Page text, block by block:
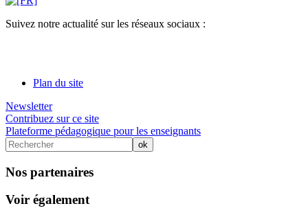
Suivez notre actualité sur les réseaux sociaux :
Plan du site
Newsletter
Contribuez sur ce site
Plateforme pédagogique pour les enseignants
Nos partenaires
Voir également